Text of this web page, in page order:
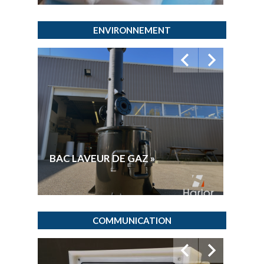
ENVIRONNEMENT
BAC LAVEUR DE GAZ »
COMMUNICATION